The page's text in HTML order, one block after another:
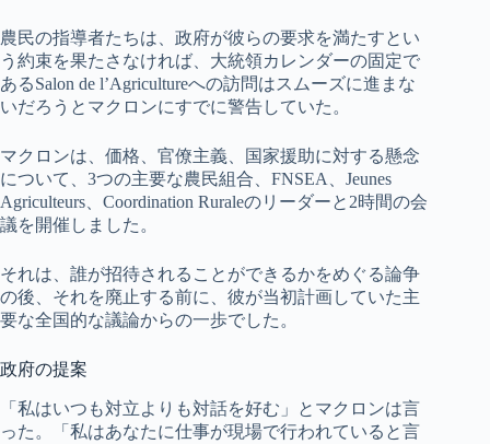
農民の指導者たちは、政府が彼らの要求を満たすとい
う約束を果たさなければ、大統領カレンダーの固定で
あるSalon de l’Agricultureへの訪問はスムーズに進まな
いだろうとマクロンにすでに警告していた。
マクロンは、価格、官僚主義、国家援助に対する懸念
について、3つの主要な農民組合、FNSEA、Jeunes
Agriculteurs、Coordination Ruraleのリーダーと2時間の会
議を開催しました。
それは、誰が招待されることができるかをめぐる論争
の後、それを廃止する前に、彼が当初計画していた主
要な全国的な議論からの一歩でした。
政府の提案
「私はいつも対立よりも対話を好む」とマクロンは言
った。「私はあなたに仕事が現場で行われていると言